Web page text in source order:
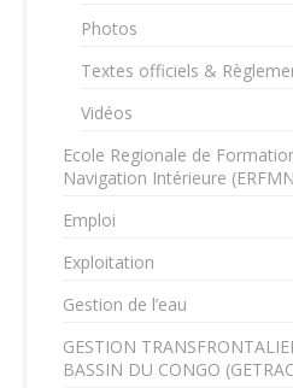
Photos
Textes officiels &
Vidéos
Ecole Regionale de
Navigation Intérieure
Emploi
Exploitation
Gestion de l’eau
GESTION
BASSIN DU CONGO